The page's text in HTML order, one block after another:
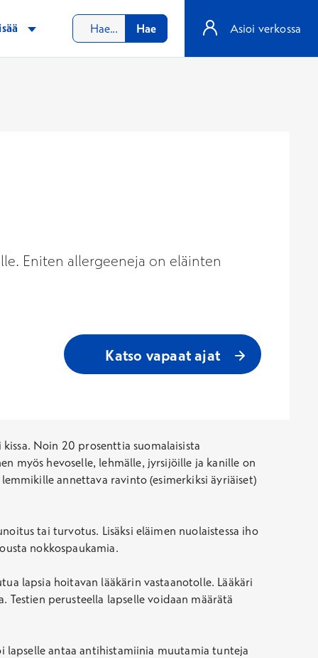
Hae Asioi verkossa
Eniten allergeeneja on eläinten
Katso vapaat ajat
Noin 20 prosenttia suomalaisista
myös hevoselle, lehmälle, jyrsijöille ja kanille on
annettava ravinto (esimerkiksi äyriäiset)
tai turvotus. Lisäksi eläimen nuolaistessa iho
nokkospaukamia.
lapsia hoitavan lääkärin vastaanotolle. Lääkäri
Testien perusteella lapselle voidaan määrätä
lapselle antaa antihistamiinia muutamia tunteja